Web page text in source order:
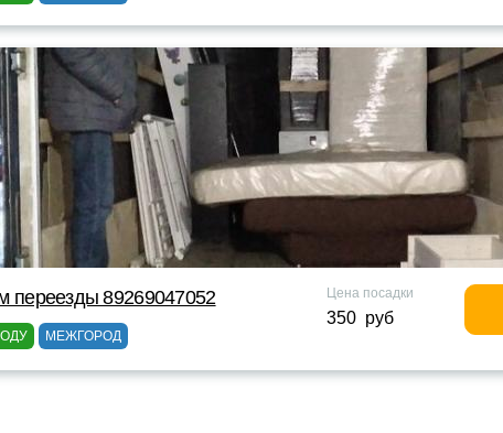
переезды 89269047052
МЕЖГОРОД
Цена посадки
350 руб